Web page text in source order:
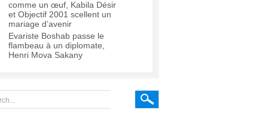
comme un œuf, Kabila Désir
et Objectif 2001 scellent un
mariage d’avenir
Evariste Boshab passe le
flambeau à un diplomate,
Henri Mova Sakany